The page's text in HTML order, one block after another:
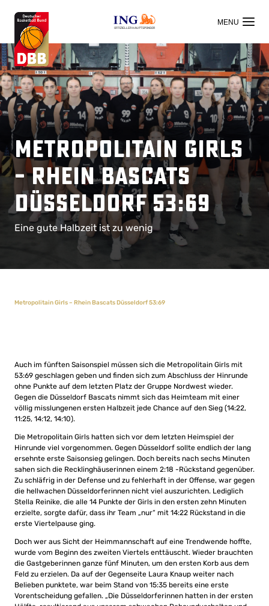
OFFIZIELLER HAUPTSPONSOR
Metropolitain Girls
– Rhein Bascats
Düsseldorf 53:69
Eine gute Halbzeit ist zu wenig
Metropolitain Girls – Rhein Bascats Düsseldorf 53:69
Auch im fünften Saisonspiel müssen sich die Metropolitain Girls mit
53:69 geschlagen geben und finden sich zum Abschluss der Hinrunde
ohne Punkte auf dem letzten Platz der Gruppe Nordwest wieder.
Gegen die Düsseldorf Bascats nimmt sich das Heimteam mit einer
völlig misslungenen ersten Halbzeit jede Chance auf den Sieg (14:22,
11:25, 14:12, 14:10).
Die Metropolitain Girls hatten sich vor dem letzten Heimspiel der
Hinrunde viel vorgenommen. Gegen Düsseldorf sollte endlich der lang
ersehnte erste Saisonsieg gelingen. Doch bereits nach sechs Minuten
sahen sich die Recklinghäuserinnen einem 2:18 -Rückstand gegenüber.
Zu schläfrig in der Defense und zu fehlerhaft in der Offense, war gegen
die hellwachen Düsseldorferinnen nicht viel auszurichten. Lediglich
Stella Reinike, die alle 14 Punkte der Girls in den ersten zehn Minuten
erzielte, sorgte dafür, dass ihr Team „nur“ mit 14:22 Rückstand in die
erste Viertelpause ging.
Doch wer aus Sicht der Heimmannschaft auf eine Trendwende hoffte,
wurde vom Beginn des zweiten Viertels enttäuscht. Wieder brauchten
die Gastgeberinnen ganze fünf Minuten, um den ersten Korb aus dem
Feld zu erzielen. Da auf der Gegenseite Laura Knaup weiter nach
Belieben punktete, war beim Stand von 15:35 bereits eine erste
Vorentscheidung gefallen. „Die Düsseldorferinnen hatten in der ersten